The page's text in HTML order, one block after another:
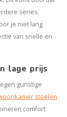
series.
je niet lang
van snelle en
lage prijs
gunstige
stoelen
comfort